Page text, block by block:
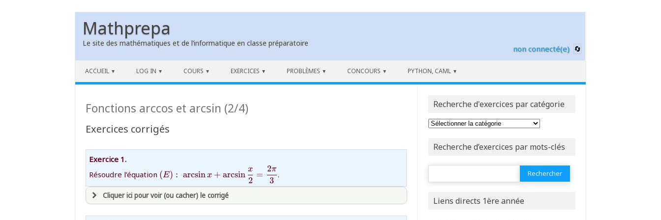
Mathprepa
Le site des mathématiques et de l’informatique en classe préparatoire
non connecté(e)
ACCUEIL LOG IN COURS EXERCICES PROBLÈMES CONCOURS PYTHON, CAML
Fonctions arccos et arcsin (2/4)
Exercices corrigés
Exercice 1.
Résoudre l’équation {(E):\ \arcsin
x+\arcsin\dfrac
x2=\dfrac{2\pi}
{3}}
(E) : arcsinx + arcsin
2
x
=
3
2π
.
Cliquer ici pour voir (ou cacher) le corrigé
Recherche d'exercices par catégorie
Recherche d’exercices par mots-clés
Rechercher :
Liens directs 1ère année